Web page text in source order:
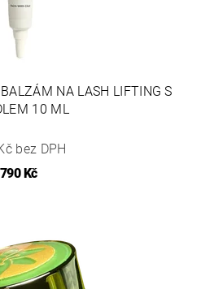
NA LASH LIFTING S
10 ML
bez DPH
790 Kč